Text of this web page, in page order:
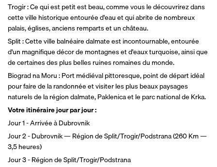
Trogir : Ce qui est petit est beau, comme vous le découvrirez dans
cette ville historique entourée d'eau et qui abrite de nombreux
palais, églises, anciens remparts et un château.
Split : Cette ville balnéaire dalmate est incontournable, entourée
d'un magnifique décor de montagnes et d'eaux turquoise, ainsi que
de certaines des plus belles ruines romaines du monde.
Biograd na Moru : Port médiéval pittoresque, point de départ idéal
pour faire de la randonnée et visiter les plus beaux paysages
naturels de la région dalmate, Paklenica et le parc national de Krka.
Votre itinéraire jour par jour :
Jour 1 - Arrivée à Dubrovnik
Jour 2 - Dubrovnik — Région de Split/Trogir/Podstrana (260 Km —
3,5 heures)
Jour 3 - Région de Split/Trogir/Podstrana